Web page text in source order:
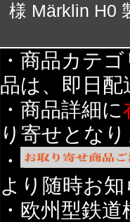
様 Märklin H0
・商品カテ
品は、即日
・商品詳細に
り寄せとな
・
より随時お
・欧州型鉄